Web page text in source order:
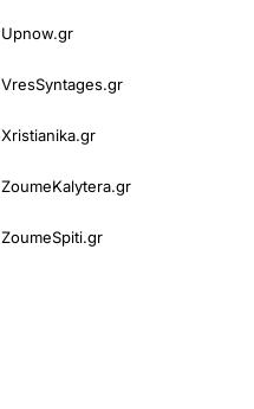
Upnow.gr
VresSyntages.gr
Xristianika.gr
ZoumeKalytera.gr
ZoumeSpiti.gr